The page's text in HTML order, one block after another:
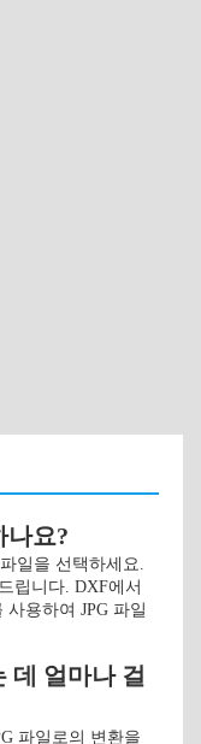
나요?
일을 선택하세요.
립니다. DXF에서
용하여 JPG 파일
데 얼마나 걸
파일로의 변환을